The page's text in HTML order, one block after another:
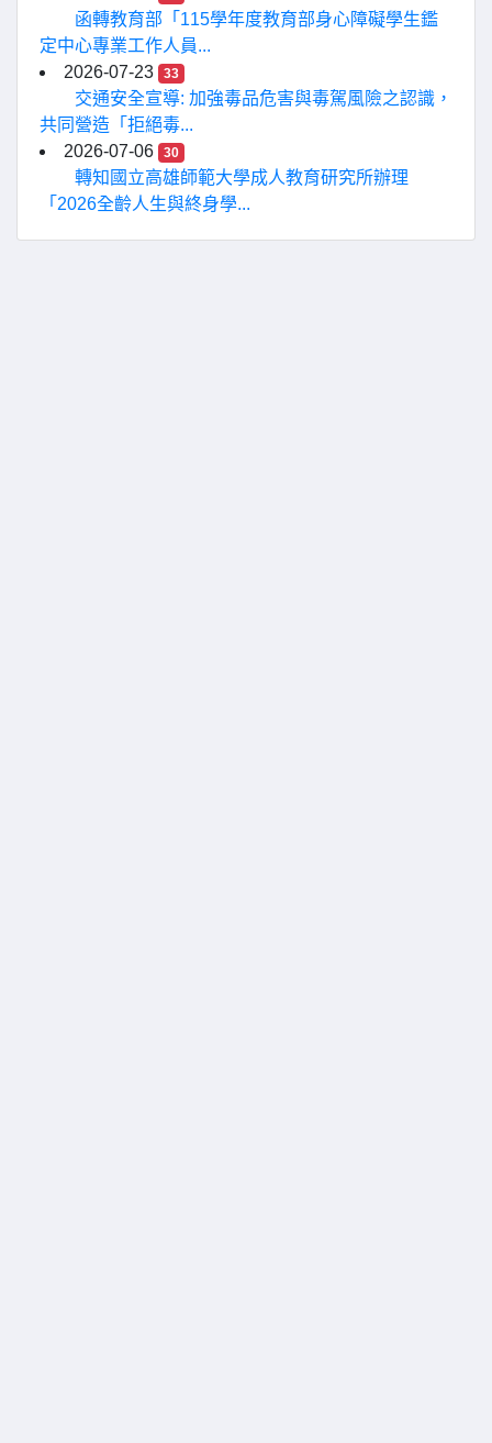
函轉教育部「115學年度教育部身心障礙學生鑑
定中心專業工作人員...
2026-07-23
33
交通安全宣導: 加強毒品危害與毒駕風險之認識，
共同營造「拒絕毒...
2026-07-06
30
轉知國立高雄師範大學成人教育研究所辦理
「2026全齡人生與終身學...